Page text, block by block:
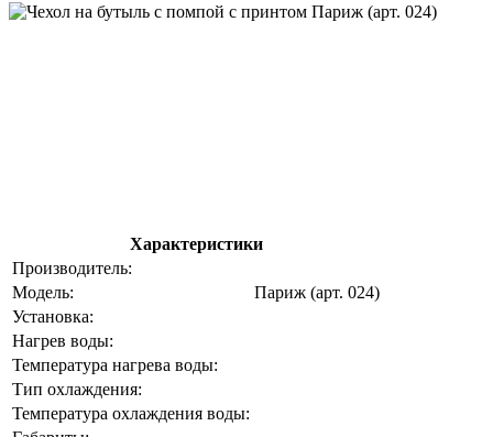
Характеристики
Производитель:
Модель:
Париж (арт. 024)
Установка:
Нагрев воды:
Температура нагрева воды:
Тип охлаждения:
Температура охлаждения воды: